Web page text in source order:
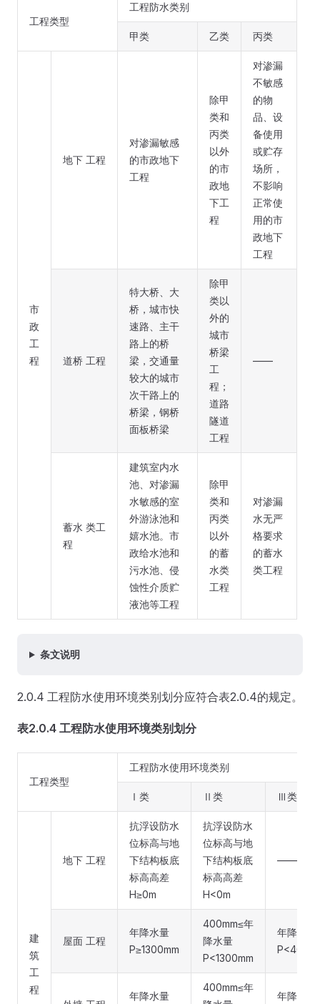
工程类型
工程防水类别
甲类 乙类 丙类
市
政
工
程
地下 工程
对渗漏敏感
的市政地下
工程
除甲
类和
丙类
以外
的市
政地
下工
程
对渗漏
不敏感
的物
品、设
备使用
或贮存
场所，
不影响
正常使
用的市
政地下
工程
道桥 工程
特大桥、大
桥，城市快
速路、主干
路上的桥
梁，交通量
较大的城市
次干路上的
桥梁，钢桥
面板桥梁
除甲
类以
外的
城市
桥梁
工
程；
道路
隧道
工程
——
蓄水 类工
程
建筑室内水
池、对渗漏
水敏感的室
外游泳池和
嬉水池。市
政给水池和
污水池、侵
蚀性介质贮
液池等工程
除甲
类和
丙类
以外
的蓄
水类
工程
对渗漏
水无严
格要求
的蓄水
类工程
条文说明
2.0.4 工程防水使用环境类别划分应符合表2.0.4的规定。
表2.0.4 工程防水使用环境类别划分
工程类型
工程防水使用环境类别
Ⅰ类 Ⅱ类 Ⅲ类
建
筑
工
程
地下 工程
抗浮设防水
位标高与地
下结构板底
标高高差
H≥0m
抗浮设防水
位标高与地
下结构板底
标高高差
H<0m
——
屋面 工程
年降水量
P≥1300mm
400mm≤年
降水量
P<1300mm
年降水量
年降水量
400mm≤年
年降水量